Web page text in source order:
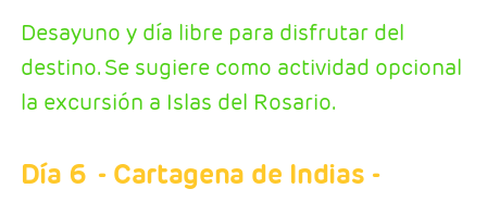
Desayuno y día libre para disfrutar del
destino. Se sugiere como actividad opcional
la excursión a Islas del Rosario.
Día 6 - Cartagena de Indias -